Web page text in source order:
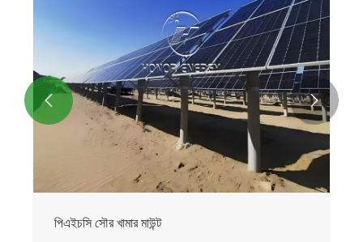
পিএইচসি সৌর খামার মাউন্ট
 